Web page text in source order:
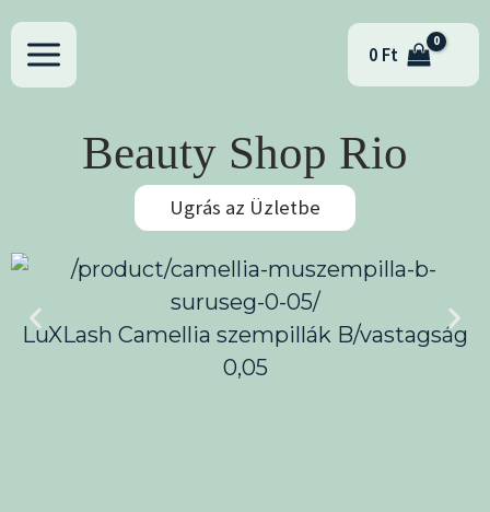
content
0 Ft
LuXLash Camellia szempillák B/vastagság
0,05
Beauty Shop Rio
Ugrás az Üzletbe